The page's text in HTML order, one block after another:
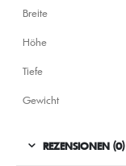
Breite
Höhe
Tiefe
Gewicht
REZENSIONEN (0)